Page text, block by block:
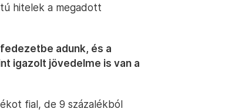
hitelek a megadott
adunk, és a
igazolt jövedelme is van a
fial, de 9 százalékból